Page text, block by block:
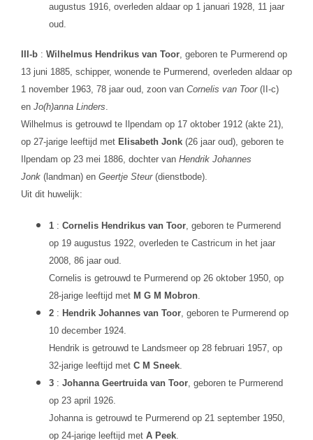
augustus 1916, overleden aldaar op 1 januari 1928, 11 jaar
oud.
III-b : Wilhelmus Hendrikus van Toor, geboren te Purmerend op
13 juni 1885, schipper, wonende te Purmerend, overleden aldaar op
1 november 1963, 78 jaar oud, zoon van Cornelis van Toor(II-c)
en Jo(h)anna Linders
Wilhelmus is getrouwd te Ilpendam op 17 oktober 1912 (akte 21),
op 27-jarige leeftijd met Elisabeth Jonk(26 jaar oud), geboren te
Ilpendam op 23 mei 1886, dochter van Hendrik Johannes
Jonk(landman) en Geertje Steur(dienstbode).
Uit dit huwelijk:
1 : Cornelis Hendrikus van Toor, geboren te Purmerend
op 19 augustus 1922, overleden te Castricum in het jaar
2008, 86 jaar oud.
Cornelis is getrouwd te Purmerend op 26 oktober 1950, op
28-jarige leeftijd met M G M Mobron.
2 : Hendrik Johannes van Toor, geboren te Purmerend op
10 december 1924.
Hendrik is getrouwd te Landsmeer op 28 februari 1957, op
32-jarige leeftijd met C M Sneek.
3 : Johanna Geertruida van Toor, geboren te Purmerend
op 23 april 1926.
Johanna is getrouwd te Purmerend op 21 september 1950,
op 24-jarige leeftijd met A Peek.